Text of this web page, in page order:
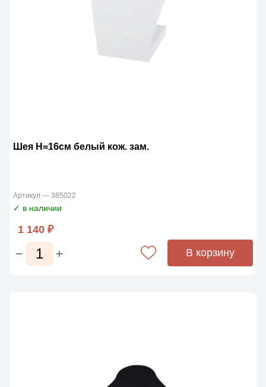
Шея Н=16см белый кож. зам.
Артикул — 385022
✓ в наличии
1 140 ₽
В корзину